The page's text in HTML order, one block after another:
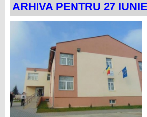
ARHIVA PENTRU 27